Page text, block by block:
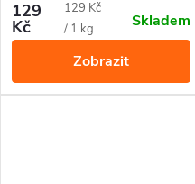
Drobné granule uvolňují živiny
postupně po dobu 3 měsíců.
Hnojivo obsahuje 100%
přírodní suroviny a je vhodné
pro ekologické pěstování.
Hnojivo nezasoluje půdu a
129
Kč
Měrná
cena:
129 Kč
/ 1 kg
Skladem
Zobrazit